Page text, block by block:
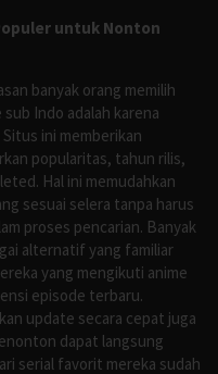
untuk Nonton
banyak orang memilih
Indo adalah karena
ini memberikan
popularitas, tahun rilis,
Hal ini memudahkan
sesuai selera tanpa harus
proses pencarian. Banyak
alternatif yang familiar
yang mengikuti anime
episode terbaru.
update secara cepat juga
dapat langsung
serial favorit mereka sudah